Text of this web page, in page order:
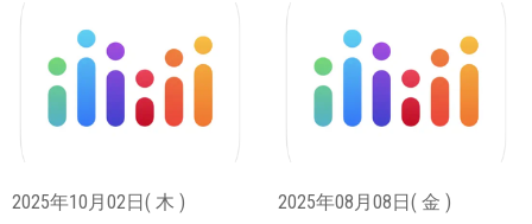
2025年10月02日( 木 ) 2025年08月08日( 金 )